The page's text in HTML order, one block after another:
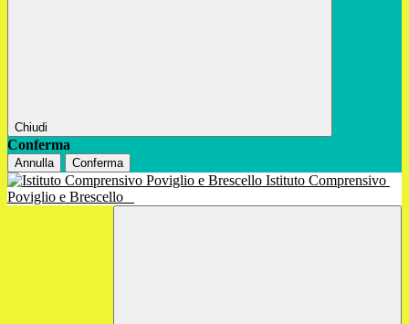
Chiudi
Conferma
Annulla Conferma
Istituto Comprensivo
Poviglio e Brescello